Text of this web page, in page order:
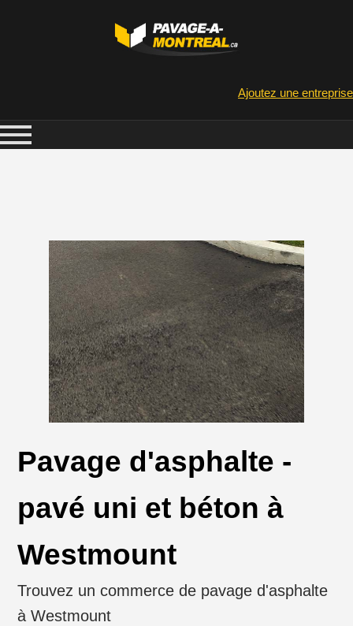
Ajoutez une entreprise
Pavage d'asphalte -
pavé uni et béton à
Westmount
Trouvez un commerce de pavage d'asphalte
à Westmount